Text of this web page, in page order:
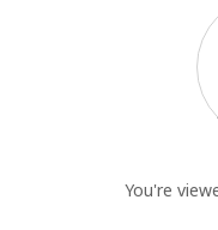
You're